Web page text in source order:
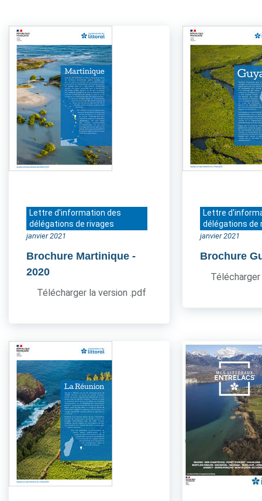
Lettre d'information des
délégations de rivages
janvier 2021
Brochure Martinique -
2020
Télécharger la version .pdf
Lettre
délégations de
janvier 2021
Brochure